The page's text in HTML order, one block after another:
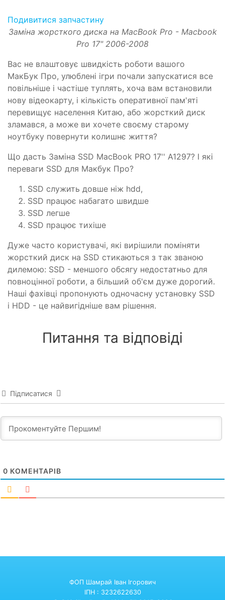
Подивитися запчастину
Заміна жорсткого диска на MacBook Pro - Macbook
Pro 17" 2006-2008
Вас не влаштовує швидкість роботи вашого
МакБук Про, улюблені ігри почали запускатися все
повільніше і частіше туплять, хоча вам встановили
нову відеокарту, і кількість оперативної пам'яті
перевищує населення Китаю, або жорсткий диск
зламався, а може ви хочете своєму старому
ноутбуку повернути колишнє життя?
Що дасть Заміна SSD MacBook PRO 17'' A1297? І які
переваги SSD для Макбук Про?
SSD служить довше ніж hdd,
SSD працює набагато швидше
SSD легше
SSD працює тихіше
Дуже часто користувачі, які вирішили поміняти
жорсткий диск на SSD стикаються з так званою
дилемою: SSD - меншого обсягу недостатньо для
повноцінної роботи, а більший об'єм дуже дорогий.
Наші фахівці пропонують одночасну установку SSD
і HDD - це найвигідніше вам рішення.
Питання та відповіді
Підписатися
0 КОМЕНТАРІВ
ФОП Шамрай Іван Ігорович
ІПН : 3232622630